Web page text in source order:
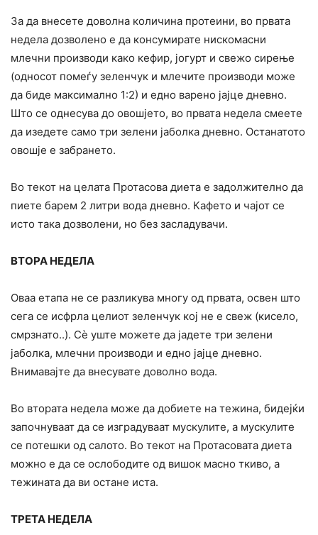
За да внесете доволна количина протеини, во првата
недела дозволено е да консумирате нискомасни
млечни производи како кефир, јогурт и свежо сирење
(односот помеѓу зеленчук и млечите производи може
да биде максимално 1:2) и едно варено јајце дневно.
Што се однесува до овошјето, во првата недела смеете
да изедете само три зелени јаболка дневно. Останатото
овошје е забрането.
Во текот на целата Протасова диета е задолжително да
пиете барем 2 литри вода дневно. Кафето и чајот се
исто така дозволени, но без засладувачи.
ВТОРА НЕДЕЛА
Оваа етапа не се разликува многу од првата, освен што
сега се исфрла целиот зеленчук кој не е свеж (кисело,
смрзнато..). Сè уште можете да јадете три зелени
јаболка, млечни производи и едно јајце дневно.
Внимавајте да внесувате доволно вода.
Во втората недела може да добиете на тежина, бидејќи
започнуваат да се изградуваат мускулите, а мускулите
се потешки од салото. Во текот на Протасовата диета
можно е да се ослободите од вишок масно ткиво, а
тежината да ви остане иста.
ТРЕТА НЕДЕЛА